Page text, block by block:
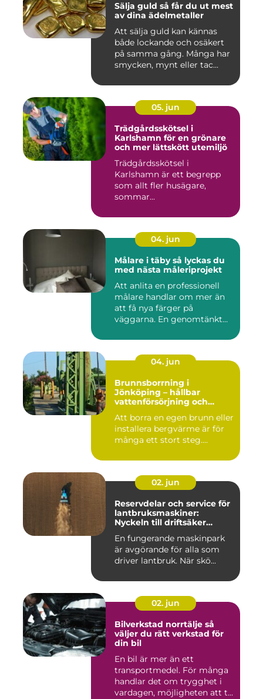
Sälja guld så får du ut mest
av dina ädelmetaller
Att sälja guld kan kännas
både lockande och osäkert
på samma gång. Många har
smycken, mynt eller tac...
05. jun
Trädgårdsskötsel i
Karlshamn för en grönare
och mer lättskött utemiljö
Trädgårdsskötsel i
Karlshamn är ett begrepp
som allt fler husägare,
sommar...
04. jun
Målare i täby så lyckas du
med nästa måleriprojekt
Att anlita en professionell
målare handlar om mer än
att få nya färger på
väggarna. En genomtänkt
04. jun
Brunnsborrning i
Jönköping – hållbar
vattenförsörjning och
Att borra en egen brunn eller
installera bergvärme är för
många ett stort steg....
02. jun
Reservdelar och service för
lantbruksmaskiner:
Nyckeln till driftsäker
En fungerande maskinpark
är avgörande för alla som
driver lantbruk. När skö...
02. jun
Bilverkstad norrtälje så
väljer du rätt verkstad för
din bil
En bil är mer än ett
transportmedel. För många
handlar det om trygghet i
vardagen, möjligheten att t...